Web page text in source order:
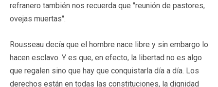
refranero también nos recuerda que "reunión de pastores,
ovejas muertas".
Rousseau decía que el hombre nace libre y sin embargo lo
hacen esclavo. Y es que, en efecto, la libertad no es algo
que regalen sino que hay que conquistarla día a día. Los
derechos están en todas las constituciones, la dignidad